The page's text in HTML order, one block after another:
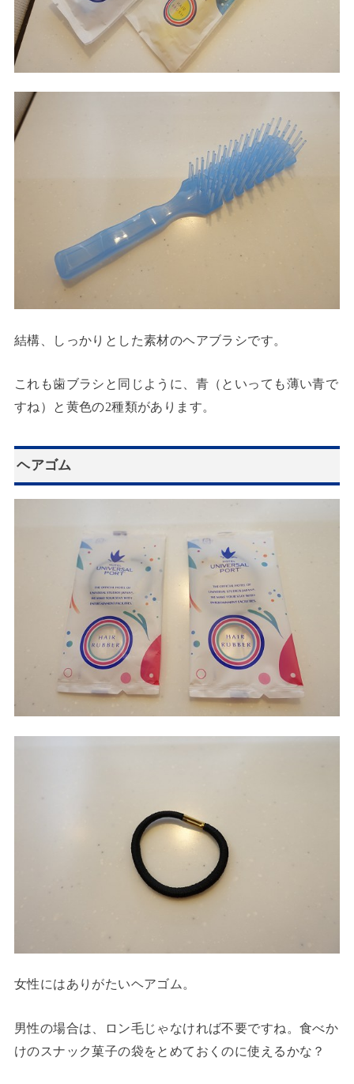
結構、しっかりとした素材のヘアブラシです。
これも歯ブラシと同じように、青（といっても薄い青で
すね）と黄色の2種類があります。
ヘアゴム
女性にはありがたいヘアゴム。
男性の場合は、ロン毛じゃなければ不要ですね。食べか
けのスナック菓子の袋をとめておくのに使えるかな？